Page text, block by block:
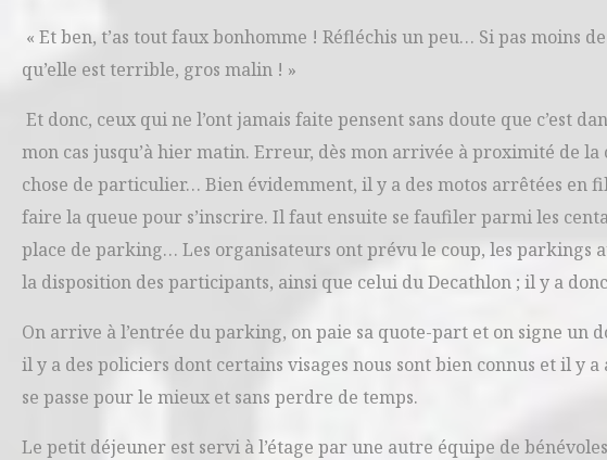
« Et ben, t’as tout faux bonhomme ! Réfléchis un peu… Si pas moins
qu’elle est terrible, gros malin ! »
Et donc, ceux qui ne l’ont jamais faite pensent sans doute que c’est
mon cas jusqu’à hier matin. Erreur, dès mon arrivée à proximité de
chose de particulier… Bien évidemment, il y a des motos arrêtées en
faire la queue pour s’inscrire. Il faut ensuite se faufiler parmi les
place de parking… Les organisateurs ont prévu le coup, les parkings
la disposition des participants, ainsi que celui du Decathlon ; il y a
On arrive à l’entrée du parking, on paie sa quote-part et on signe un
il y a des policiers dont certains visages nous sont bien connus et il y
se passe pour le mieux et sans perdre de temps.
Le petit déjeuner est servi à l’étage par une autre équipe de